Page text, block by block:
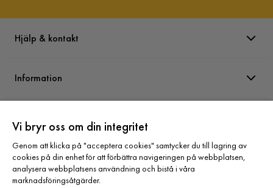
Hjälp & kontakt
Information
Sortiment
Vi bryr oss om din integritet
Genom att klicka på "acceptera cookies" samtycker du till lagring av
cookies på din enhet för att förbättra navigeringen på webbplatsen,
analysera webbplatsens användning och bistå i våra
marknadsföringsåtgärder.